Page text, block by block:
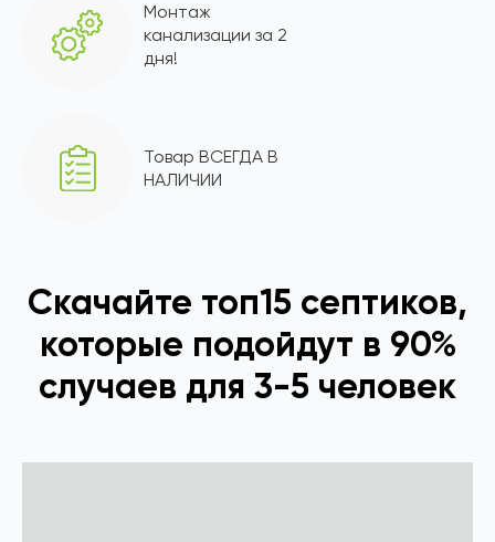
Монтаж
канализации за 2
дня!
Товар ВСЕГДА В
НАЛИЧИИ
Скачайте топ15 септиков,
которые подойдут в 90%
случаев для 3-5 человек